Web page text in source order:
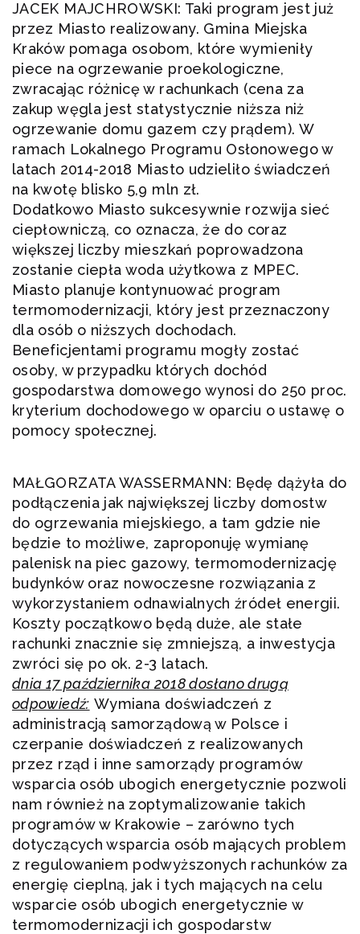
JACEK MAJCHROWSKI: Taki program jest już
przez Miasto realizowany. Gmina Miejska
Kraków pomaga osobom, które wymieniły
piece na ogrzewanie proekologiczne,
zwracając różnicę w rachunkach (cena za
zakup węgla jest statystycznie niższa niż
ogrzewanie domu gazem czy prądem). W
ramach Lokalnego Programu Osłonowego w
latach 2014-2018 Miasto udzieliło świadczeń
na kwotę blisko 5,9 mln zł.
Dodatkowo Miasto sukcesywnie rozwija sieć
ciepłowniczą, co oznacza, że do coraz
większej liczby mieszkań poprowadzona
zostanie ciepła woda użytkowa z MPEC.
Miasto planuje kontynuować program
termomodernizacji, który jest przeznaczony
dla osób o niższych dochodach.
Beneficjentami programu mogły zostać
osoby, w przypadku których dochód
gospodarstwa domowego wynosi do 250 proc.
kryterium dochodowego w oparciu o ustawę o
pomocy społecznej.
MAŁGORZATA WASSERMANN: Będę dążyła do
podłączenia jak największej liczby domostw
do ogrzewania miejskiego, a tam gdzie nie
będzie to możliwe, zaproponuję wymianę
palenisk na piec gazowy, termomodernizację
budynków oraz nowoczesne rozwiązania z
wykorzystaniem odnawialnych źródeł energii.
Koszty początkowo będą duże, ale stałe
rachunki znacznie się zmniejszą, a inwestycja
zwróci się po ok. 2-3 latach.
dnia 17 października 2018 dosłano drugą
odpowiedź: Wymiana doświadczeń z
administracją samorządową w Polsce i
czerpanie doświadczeń z realizowanych
przez rząd i inne samorządy programów
wsparcia osób ubogich energetycznie pozwoli
nam również na zoptymalizowanie takich
programów w Krakowie – zarówno tych
dotyczących wsparcia osób mających problem
z regulowaniem podwyższonych rachunków za
energię cieplną, jak i tych mających na celu
wsparcie osób ubogich energetycznie w
termomodernizacji ich gospodarstw